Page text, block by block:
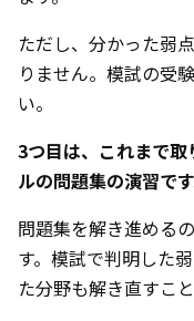
ただし、分かった弱
りません。模試の受
い。
3つ目は、これまで
ルの問題集の演習です
問題集を解き進める
す。模試で判明した
た分野も解き直すこ